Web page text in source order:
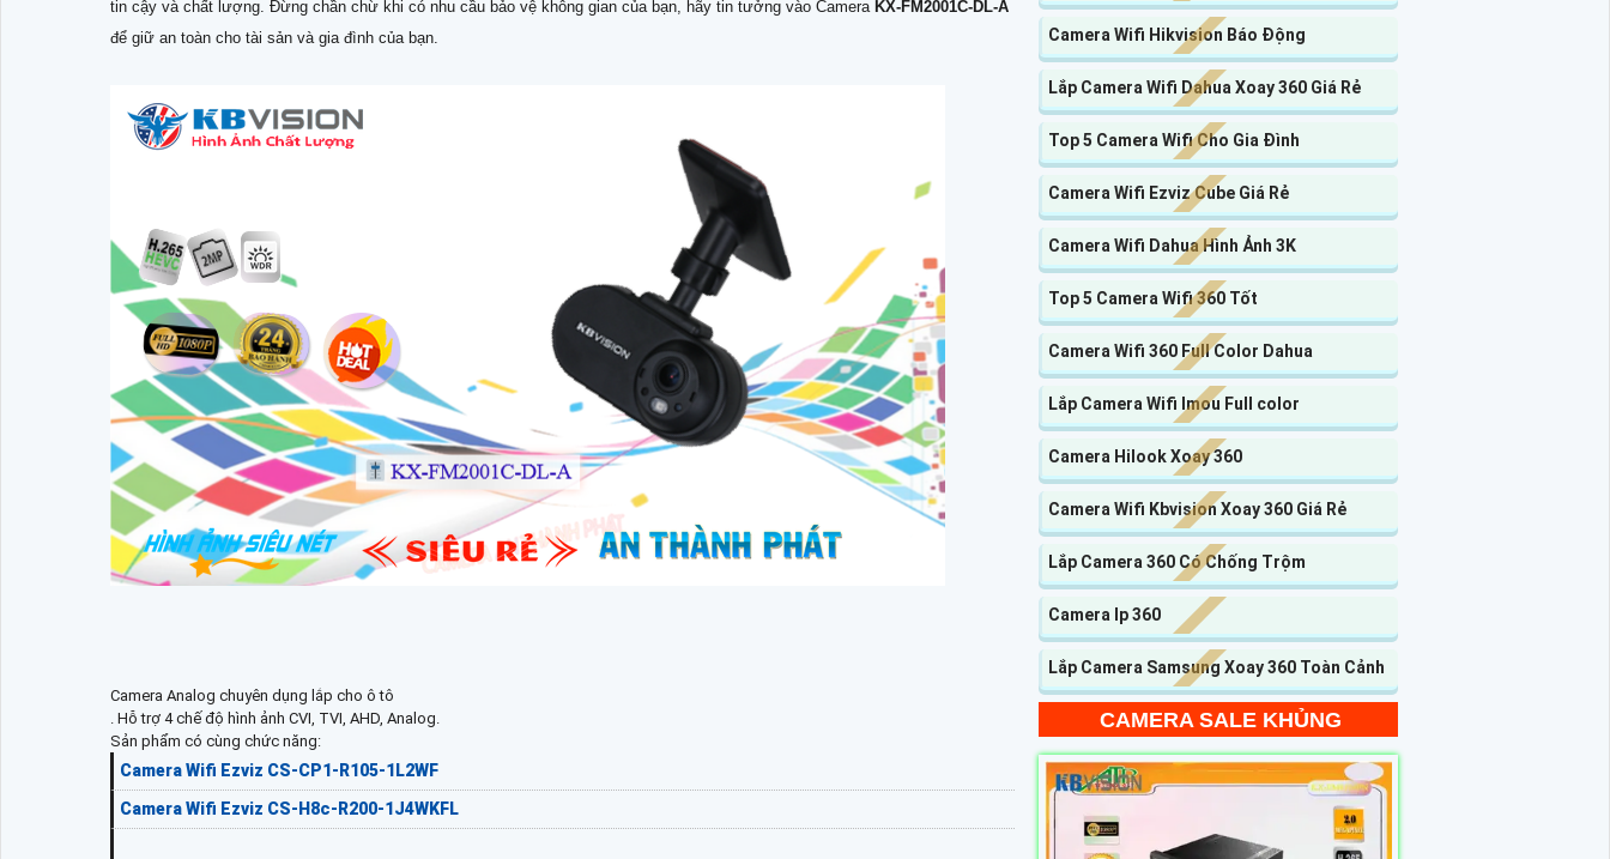
tin cậy và chất lượng. Đừng chần chừ khi có nhu cầu bảo vệ không gian của bạn, hãy tin tưởng vào Camera KX-FM2001C-DL-A
để giữ an toàn cho tài sản và gia đình của bạn.
Camera Analog chuyên dụng lắp cho ô tô
. Hỗ trợ 4 chế độ hình ảnh CVI, TVI, AHD, Analog.
Sản phẩm có cùng chức năng:
Camera Wifi Ezviz CS-CP1-R105-1L2WF
Camera Wifi Ezviz CS-H8c-R200-1J4WKFL
Camera Wifi Hikvision Báo Động
Lắp Camera Wifi Dahua Xoay 360 Giá Rẻ
Top 5 Camera Wifi Cho Gia Đình
Camera Wifi Ezviz Cube Giá Rẻ
Camera Wifi Dahua Hình Ảnh 3K
Top 5 Camera Wifi 360 Tốt
Camera Wifi 360 Full Color Dahua
Lắp Camera Wifi Imou Full color
Camera Hilook Xoay 360
Camera Wifi Kbvision Xoay 360 Giá Rẻ
Lắp Camera 360 Có Chống Trộm
Camera Ip 360
Lắp Camera Samsung Xoay 360 Toàn Cảnh
CAMERA SALE KHỦNG